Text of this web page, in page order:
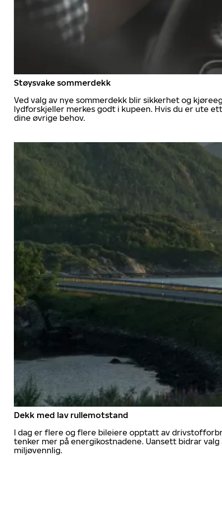
Støysvake sommerdekk
Ved valg av nye sommerdekk blir sikkerhet og
lydforskjeller merkes godt i kupeen. Hvis du er ute
dine øvrige behov.
Dekk med lav rullemotstand
I dag er flere og flere bileiere opptatt av
tenker mer på energikostnadene. Uansett bidrar
miljøvennlig.